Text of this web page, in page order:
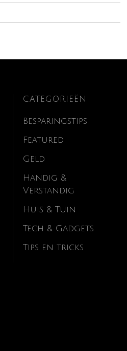
CATEGORIEËN
Besparingstips
Featured
Geld
Handig &
Verstandig
Huis & Tuin
Tech & Gadgets
Tips en tricks